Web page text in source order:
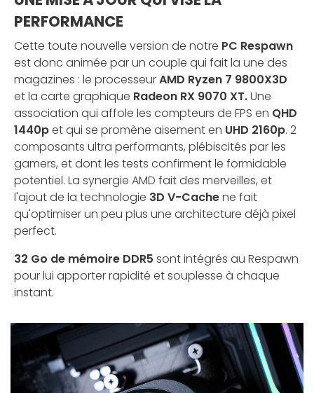
PERFORMANCE
Cette toute nouvelle version de notre PC Respawn
est donc animée par un couple qui fait la une des
magazines : le processeurAMD Ryzen 7 9800X3D
et la carte graphique Radeon RX 9070 XT.Une
association qui affole les compteurs de FPS en QHD
1440pet qui se promène aisement en UHD 2160p. 2
composants ultra performants, plébiscités par les
gamers, et dont les tests confirment le formidable
potentiel. La synergie AMD fait des merveilles, et
l'ajout de la technologie 3D V-Cachene fait
qu'optimiser un peu plus une architecture déjà pixel
perfect.
32 Go de mémoire DDR5 sont intégrés au Respawn
pour lui apporter rapidité et souplesse à chaque
instant.